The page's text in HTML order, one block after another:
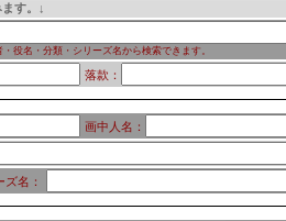
す。↓
役名・分類・シリーズ名から検索できます。
落款：
画中人名：
ズ名：